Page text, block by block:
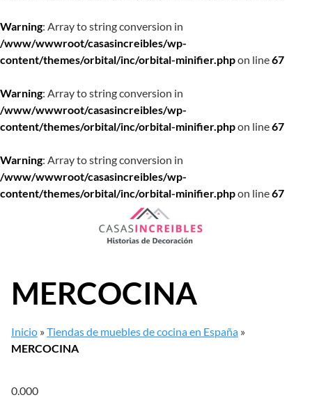
Warning: Array to string conversion in
/www/wwwroot/casasincreibles/wp-
content/themes/orbital/inc/orbital-minifier.phpon line67
Warning: Array to string conversion in
/www/wwwroot/casasincreibles/wp-
content/themes/orbital/inc/orbital-minifier.phpon line67
Warning: Array to string conversion in
/www/wwwroot/casasincreibles/wp-
content/themes/orbital/inc/orbital-minifier.phpon line67
MERCOCINA
Inicio »Tiendas de muebles de cocina en España »
MERCOCINA
0.000